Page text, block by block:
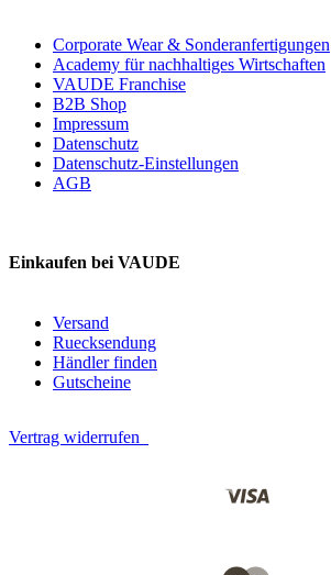
Corporate Wear & Sonderanfertigungen
Academy für nachhaltiges Wirtschaften
VAUDE Franchise
B2B Shop
Impressum
Datenschutz
Datenschutz-Einstellungen
AGB
Einkaufen bei VAUDE
Versand
Ruecksendung
Händler finden
Gutscheine
Vertrag widerrufen